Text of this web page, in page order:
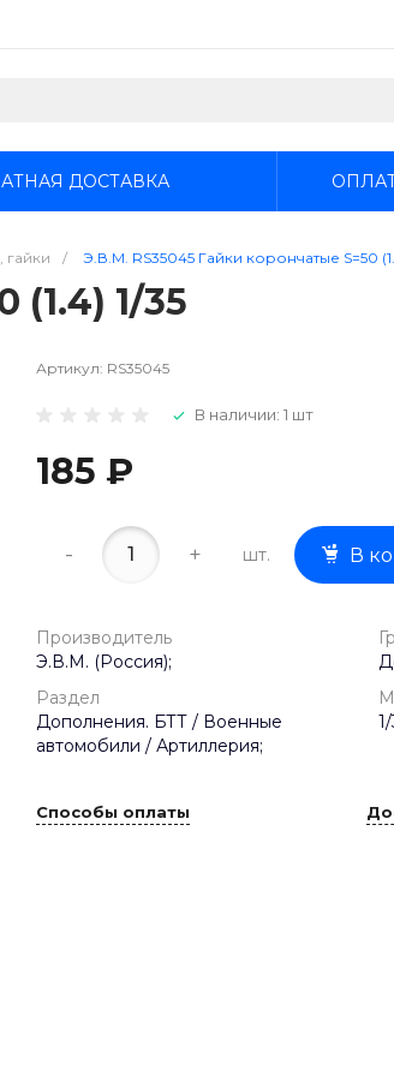
ДОСТАВКА
гайки / Э.В.М. RS35045 Гайки корончатые S=50
(1.4) 1/35
Артикул: RS35045
В наличии: 1 шт
185 ₽
- + шт. В
Производитель
Э.В.М. (Россия);
Раздел
Дополнения. БТТ / Военные
автомобили / Артиллерия;
Способы оплаты